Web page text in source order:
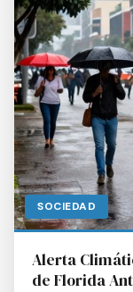
SOCIEDAD
Alerta
de Florida